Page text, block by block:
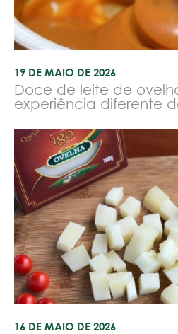
19 DE MAIO DE 2026
Doce de leite de
experiência diferente
16 DE MAIO DE 2026